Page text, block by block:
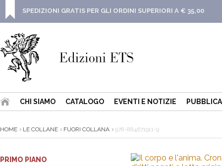
SPEDIZIONI GRATIS PER GLI ORDINI SUPERIORI A € 35,00
CHI SIAMO CATALOGO EVENTI E NOTIZIE
HOME LE COLLANE FUORI COLLANA 978-884671911-9
PRIMO PIANO